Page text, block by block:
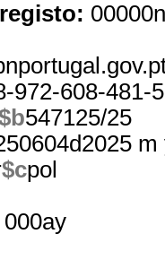
972-608-481-5
547125/25
$cpol